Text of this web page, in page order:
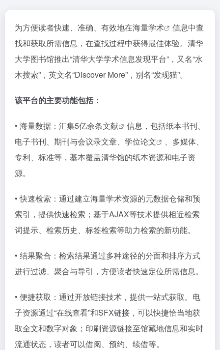
为方便读者快速、准确、有效地在海量学术
信息中查
找和获取所需信息，在查找过程中获得最佳体验。清华
大学图书馆推出“清华大学学术信息发现平台”，又名“水
木搜索”，英文名“Discover More”，别名“发现猫”。
该平台的主要功能包括：
• 海量数据：汇集5亿余条文献
信息，包括纸本书刊、
电子书刊、期刊与会议录文章、学位论文
、多媒体、
专利、标准等，基本覆盖清华馆的纸本资源和电子资
源。
• 快速检索：通过建立海量学术资源的元数据仓储和预
索引，提供快速检索；基于AJAX等技术提供相近检索
词提示、检索历史、标签检索等助力检索的新功能。
• 结果聚合：检索结果通过多种途径的分面和排序方式
进行过滤、聚合与导引，方便读者快速定位所需信息。
• 便捷获取：通过开放链接技术，提供一站式获取。电
子资源通过“在线查看”和SFX链接，可以快捷恰当地获
取全文和数字对象；印刷资源链接至馆藏地信息和实时
流通状态，读者可以借阅、预约、续借等。